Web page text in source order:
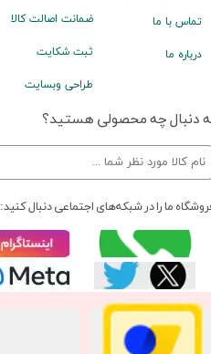
ضمانت اصالت کالا
ثبت شکایت
طراحی وبسایت
تماس با ما
درباره ما
دنبال چه محصولی هستید؟
ما را در شبکه‌های اجتماعی دنبال کنید: